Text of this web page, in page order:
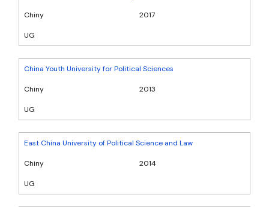
Chiny 2017
UG
China Youth University for Political Sciences
Chiny 2013
UG
East China University of Political Science and Law
Chiny 2014
UG